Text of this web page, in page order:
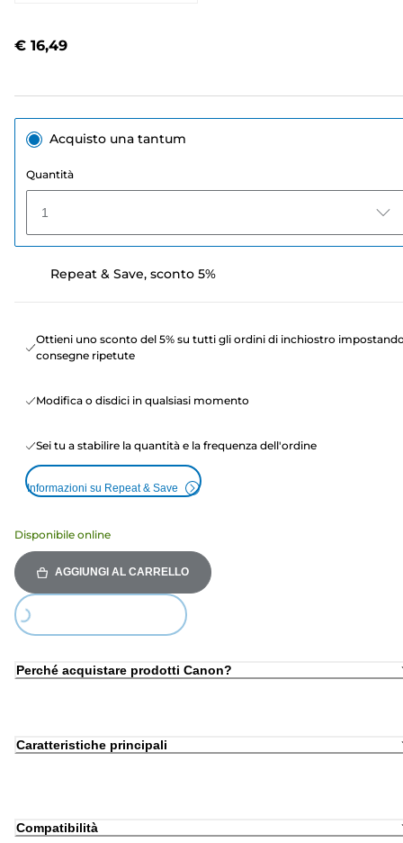
€ 16,49
Acquisto una tantum
Quantità
1
Repeat & Save, sconto 5%
Ottieni uno sconto del 5% su tutti gli ordini di inchiostro
consegne ripetute
Modifica o disdici in qualsiasi momento
Sei tu a stabilire la quantità e la frequenza dell'ordine
Informazioni su Repeat & Save
Disponibile online
AGGIUNGI AL CARRELLO
Loading...
Perché acquistare prodotti Canon?
Caratteristiche principali
Compatibilità